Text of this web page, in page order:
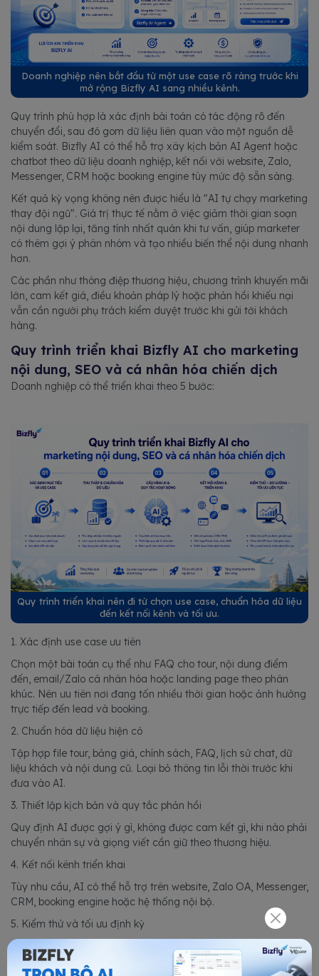
Doanh nghiệp nên bắt đầu từ một use case rõ ràng trước khi
mở rộng Bizfly AI sang nhiều kênh.
Quy trình phù hợp là xác định bài toán có tác động rõ đến
chuyển đổi, sau đó gom dữ liệu liên quan vào một nguồn dễ
kiểm soát. Bizfly AI có thể hỗ trợ xây kịch bản AI Agent hoặc
chatbot theo dữ liệu doanh nghiệp, kết nối với website, Zalo,
Messenger, CRM hoặc booking engine tùy mức độ sẵn sàng.
Kết quả kỳ vọng không nên được hiểu là "AI tự chạy marketing
thay đội ngũ". Giá trị thực tế nằm ở việc giảm thời gian soạn
nội dung lặp lại, tăng tính nhất quán khi tư vấn, giúp marketer
có thêm gợi ý phân nhóm và tạo nhiều biến thể nội dung nhanh
hơn.
Các phần như thông điệp thương hiệu, chương trình khuyến mãi
lớn, cam kết giá, điều khoản pháp lý hoặc phản hồi khiếu nại
vẫn cần người phụ trách kiểm duyệt trước khi gửi tới khách
hàng.
Quy trình triển khai Bizfly AI cho marketing
nội dung, SEO và cá nhân hóa chiến dịch
Doanh nghiệp có thể triển khai theo 5 bước:
Quy trình triển khai nên đi từ chọn use case, chuẩn hóa dữ liệu
đến kết nối kênh và tối ưu.
1. Xác định use case ưu tiên
Chọn một bài toán cụ thể như FAQ cho tour, nội dung điểm
đến, email/Zalo cá nhân hóa hoặc landing page theo phân
khúc. Nên ưu tiên nơi đang tốn nhiều thời gian hoặc ảnh hưởng
trực tiếp đến lead và booking.
2. Chuẩn hóa dữ liệu hiện có
Tập hợp file tour, bảng giá, chính sách, FAQ, lịch sử chat, dữ
liệu khách và nội dung cũ. Loại bỏ thông tin lỗi thời trước khi
đưa vào AI.
3. Thiết lập kịch bản và quy tắc phản hồi
Quy định AI được gợi ý gì, không được cam kết gì, khi nào phải
chuyển nhân sự và giọng viết cần giữ theo thương hiệu.
4. Kết nối kênh triển khai
Tùy nhu cầu, AI có thể hỗ trợ trên website, Zalo OA, Messenger,
CRM, booking engine hoặc hệ thống nội bộ.
5. Kiểm thử và tối ưu định kỳ
Đội marketing cần kiểm tra bản nháp, đo tỷ lệ phản hồi, click,
lead, booking và các lỗi nội dung để tinh chỉnh dữ liệu. Đây là